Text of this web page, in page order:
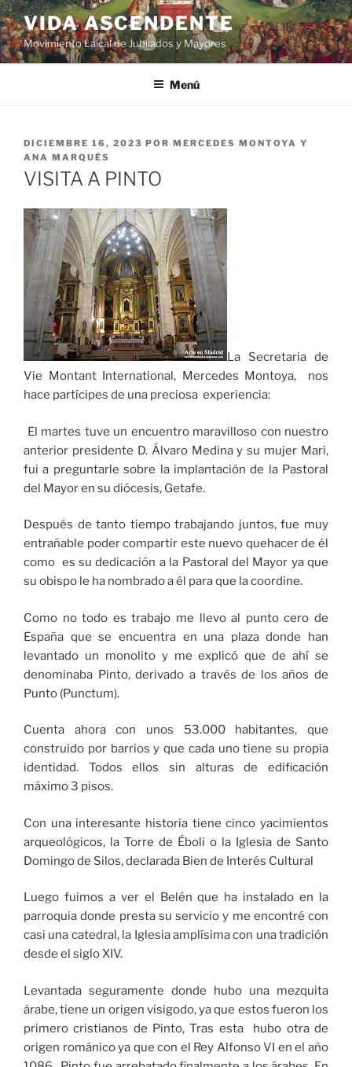
VIDA ASCENDENTE
Movimiento Laical de Jubilados y Mayores
Menú
DICIEMBRE 16, 2023 POR MERCEDES MONTOYA Y
ANA MARQUÉS
VISITA A PINTO
La Secretaria de
Vie Montant International, Mercedes Montoya, nos
hace partícipes de una preciosa experiencia:
El martes tuve un encuentro maravilloso con nuestro
anterior presidente D. Álvaro Medina y su mujer Mari,
fui a preguntarle sobre la implantación de la Pastoral
del Mayor en su diócesis, Getafe.
Después de tanto tiempo trabajando juntos, fue muy
entrañable poder compartir este nuevo quehacer de él
como es su dedicación a la Pastoral del Mayor ya que
su obispo le ha nombrado a él para que la coordine.
Como no todo es trabajo me llevo al punto cero de
España que se encuentra en una plaza donde han
levantado un monolito y me explicó que de ahí se
denominaba Pinto, derivado a través de los años de
Punto (Punctum).
Cuenta ahora con unos 53.000 habitantes, que
construido por barrios y que cada uno tiene su propia
identidad. Todos ellos sin alturas de edificación
máximo 3 pisos.
Con una interesante historia tiene cinco yacimientos
arqueológicos, la Torre de Éboli o la Iglesia de Santo
Domingo de Silos, declarada Bien de Interés Cultural
Luego fuimos a ver el Belén que ha instalado en la
parroquia donde presta su servicio y me encontré con
casi una catedral, la Iglesia amplísima con una tradición
desde el siglo XIV.
Levantada seguramente donde hubo una mezquita
árabe, tiene un origen visigodo, ya que estos fueron los
primero cristianos de Pinto, Tras esta hubo otra de
origen románico ya que con el Rey Alfonso VI en el año